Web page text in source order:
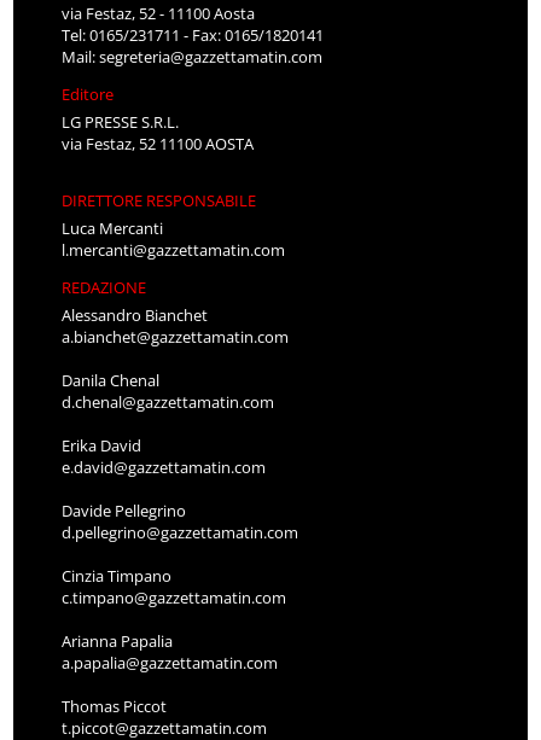
via Festaz, 52 - 11100 Aosta
Tel: 0165/231711 - Fax: 0165/1820141
Mail:segreteria@gazzettamatin.com
Editore
LG PRESSE S.R.L.
via Festaz, 52 11100 AOSTA
DIRETTORE RESPONSABILE
Luca Mercanti
l.mercanti@gazzettamatin.com
REDAZIONE
Alessandro Bianchet
a.bianchet@gazzettamatin.com
Danila Chenal
d.chenal@gazzettamatin.com
Erika David
e.david@gazzettamatin.com
Davide Pellegrino
d.pellegrino@gazzettamatin.com
Cinzia Timpano
c.timpano@gazzettamatin.com
Arianna Papalia
a.papalia@gazzettamatin.com
Thomas Piccot
t.piccot@gazzettamatin.com